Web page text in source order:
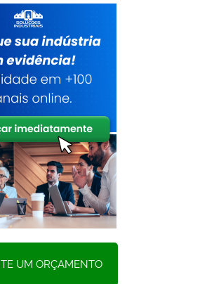
UM ORÇAMENTO